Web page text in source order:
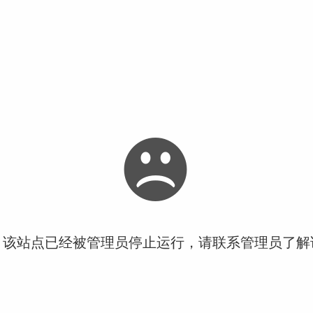
站点已经被管理员停止运行，请联系管理员了